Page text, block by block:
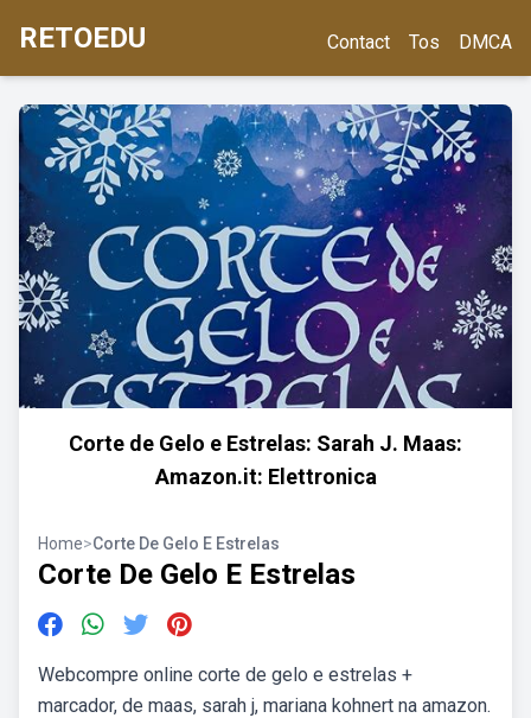
RETOEDU Contact Tos DMCA
Corte de Gelo e Estrelas: Sarah J. Maas:
Amazon.it: Elettronica
Home>Corte De Gelo E Estrelas
Corte De Gelo E Estrelas
Webcompre online corte de gelo e estrelas +
marcador, de maas, sarah j, mariana kohnert na amazon.